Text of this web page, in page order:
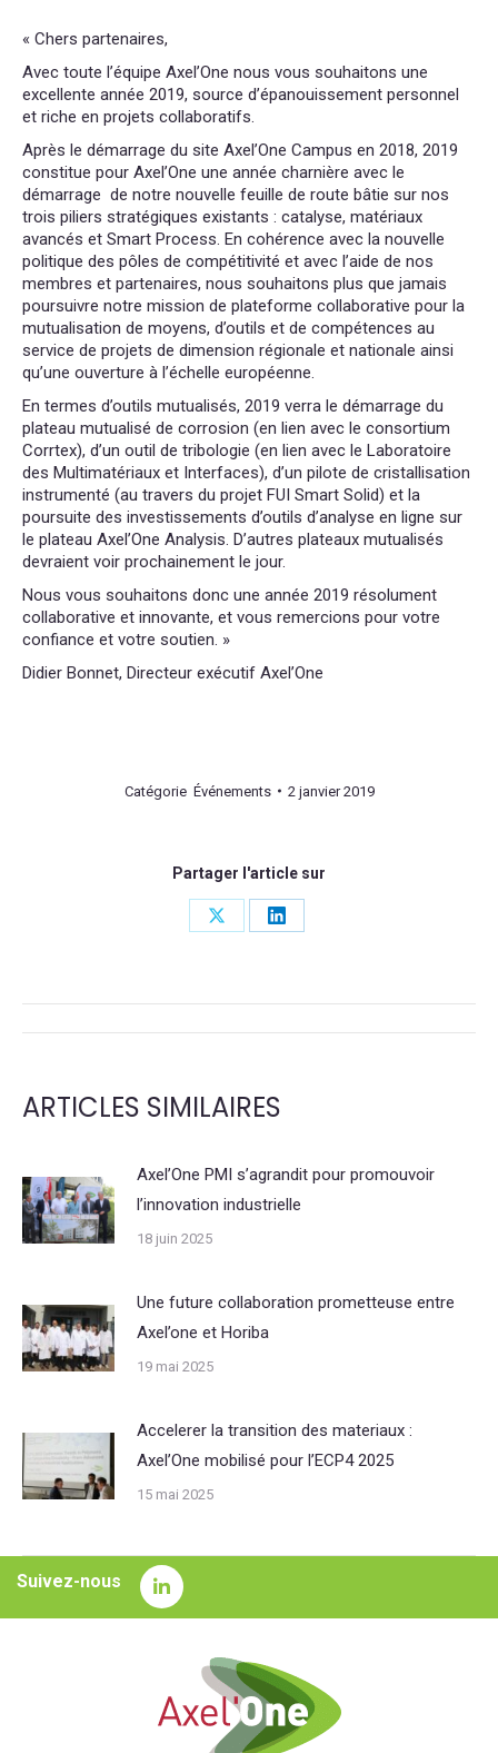
« Chers partenaires,
Avec toute l’équipe Axel’One nous vous souhaitons une
excellente année 2019, source d’épanouissement personnel
et riche en projets collaboratifs.
Après le démarrage du site Axel’One Campus en 2018, 2019
constitue pour Axel’One une année charnière avec le
démarrage de notre nouvelle feuille de route bâtie sur nos
trois piliers stratégiques existants : catalyse, matériaux
avancés et Smart Process. En cohérence avec la nouvelle
politique des pôles de compétitivité et avec l’aide de nos
membres et partenaires, nous souhaitons plus que jamais
poursuivre notre mission de plateforme collaborative pour la
mutualisation de moyens, d’outils et de compétences au
service de projets de dimension régionale et nationale ainsi
qu’une ouverture à l’échelle européenne.
En termes d’outils mutualisés, 2019 verra le démarrage du
plateau mutualisé de corrosion (en lien avec le consortium
Corrtex), d’un outil de tribologie (en lien avec le Laboratoire
des Multimatériaux et Interfaces), d’un pilote de cristallisation
instrumenté (au travers du projet FUI Smart Solid) et la
poursuite des investissements d’outils d’analyse en ligne sur
le plateau Axel’One Analysis. D’autres plateaux mutualisés
devraient voir prochainement le jour.
Nous vous souhaitons donc une année 2019 résolument
collaborative et innovante, et vous remercions pour votre
confiance et votre soutien. »
Didier Bonnet, Directeur exécutif Axel’One
Catégorie Événements 2 janvier 2019
Partager l'article sur
Share
Share
NAVIGATION
COMMENTAIRE
ARTICLES SIMILAIRES
Axel’One PMI s’agrandit pour promouvoir
l’innovation industrielle
18 juin 2025
Une future collaboration prometteuse entre
Axel’one et Horiba
19 mai 2025
Accelerer la transition des materiaux :
Axel’One mobilisé pour l’ECP4 2025
15 mai 2025
Suivez-nous